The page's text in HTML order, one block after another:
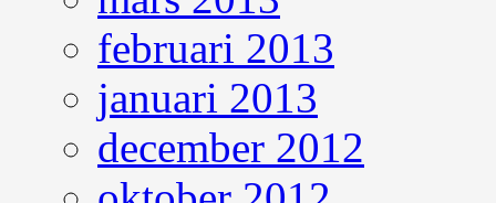
februari 2013
januari 2013
december 2012